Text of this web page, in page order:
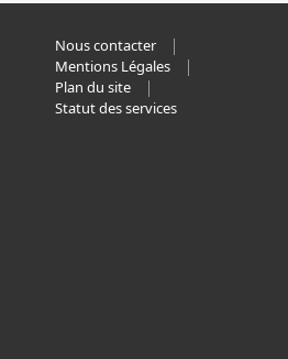
Nous contacter
Mentions Légales
Plan du site
Statut des services